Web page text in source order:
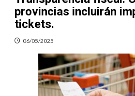
provincias incluirán
tickets.
06/05/2025